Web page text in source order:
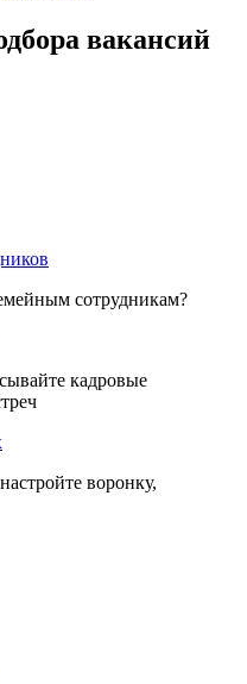
вакансий
сотрудникам?
кадровые
воронку,